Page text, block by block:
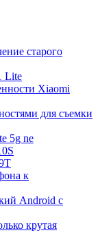
старого
Lite
Xiaomi
для съемки
5g ne
к
Android с
крутая